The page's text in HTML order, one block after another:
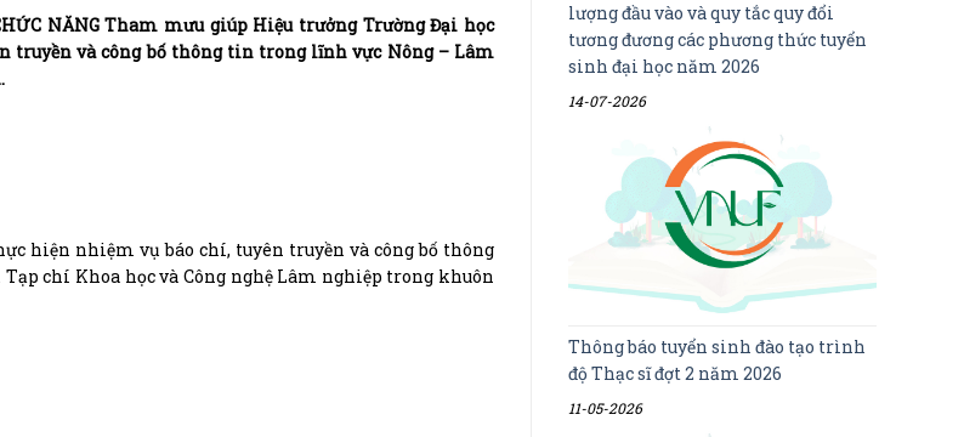
NĂNG Tham mưu giúp Hiệu trưởng Trường Đại học
truyền và công bố thông tin trong lĩnh vực Nông – Lâm
hiện nhiệm vụ báo chí, tuyên truyền và công bố thông
chí Khoa học và Công nghệ Lâm nghiệp trong khuôn
lượng đầu vào và quy tắc quy đổi
tương đương các phương thức tuyển
sinh đại học năm 2026
14-07-2026
Thông báo tuyển sinh đào tạo trình
độ Thạc sĩ đợt 2 năm 2026
11-05-2026